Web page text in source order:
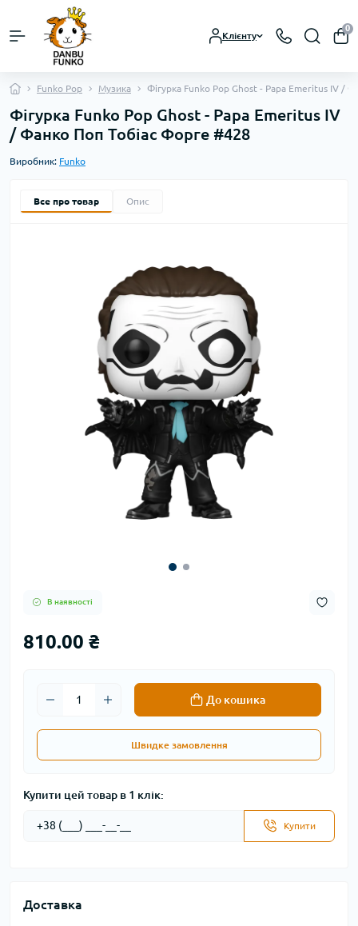
Клієнту
0
Funko Pop Музика Фігурка Funko Pop Ghost - Papa Emeritus IV /
Фігурка Funko Pop Ghost - Papa Emeritus IV
/ Фанко Поп Тобіас Форге #428
Виробник: Funko
Все про товар Опис
В наявності
810.00 ₴
До кошика
Швидке замовлення
Купити цей товар в 1 клік:
Купити
Доставка